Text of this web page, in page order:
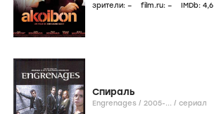
зрители: – film.ru: – IMDb: 4,6
Спираль
Engrenages / 2005-... / сериал